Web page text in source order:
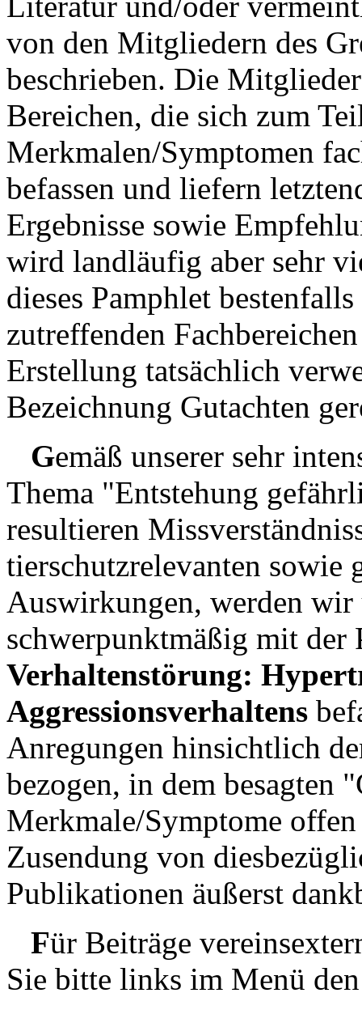
von den Mitgliedern des
beschrieben. Die
Bereichen, die sich zum
Merkmalen/Symptomen
befassen und liefern
Ergebnisse sowie
wird landläufig aber sehr
dieses Pamphlet
zutreffenden
Erstellung tatsächlich
Bezeichnung Gutachten
Gemäß unserer sehr
Thema "Entstehung
resultieren
tierschutzrelevanten sowie
Auswirkungen, werden wir
schwerpunktmäßig mit der
Verhaltenstörung:
Aggressionsverhaltens
Anregungen hinsichtlich
bezogen, in dem besagten
Merkmale/Symptome
Zusendung von
Publikationen äußerst
Für Beiträge
Sie bitte links im Menü